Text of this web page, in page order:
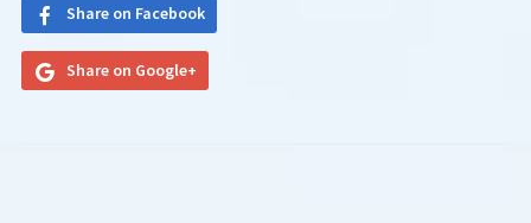
Share on Facebook
Share on Google+